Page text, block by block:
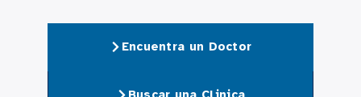
Encuentra un Doctor